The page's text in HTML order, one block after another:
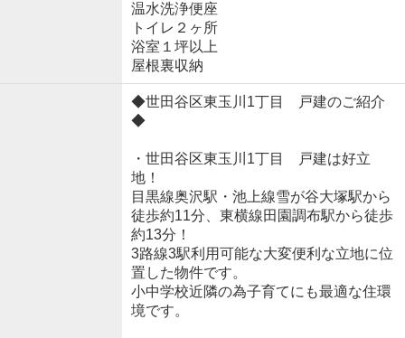
温水洗浄便座
トイレ２ヶ所
浴室１坪以上
屋根裏収納
◆世田谷区東玉川1丁目 戸建のご紹介
◆
・世田谷区東玉川1丁目 戸建は好立
地！
目黒線奥沢駅・池上線雪が谷大塚駅から
徒歩約11分、東横線田園調布駅から徒歩
約13分！
3路線3駅利用可能な大変便利な立地に位
置した物件です。
小中学校近隣の為子育てにも最適な住環
境です。